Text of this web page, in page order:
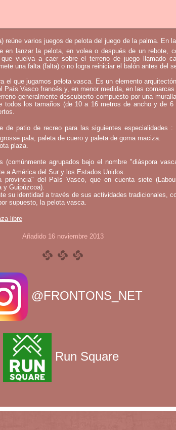
reúne varios juegos de pelota del juego de la palma. En
en lanzar la pelota, en volea o después de un rebote,
vuelva a caer sobre el terreno de juego llamado
una falta (falta) o no logra reiniciar el balón antes del
el que jugamos pelota vasca. Es un elemento
País Vasco francés y, en menor medida, en las
generalmente descubierto compuesto por una
todos los tamaños (de 10 a 16 metros de ancho y de
de patio de recreo para las siguientes especialidades :
pala, paleta de cuero y paleta de goma maciza.
plaza.
(comúnmente agrupados bajo el nombre "diáspora
a América del Sur y los Estados Unidos.
del País Vasco, que en cuenta siete
y Guipúzcoa).
su identidad a través de sus actividades tradicionales,
supuesto, la pelota vasca.
libre
Añadido 16 noviembre 2013
@FRONTONS_NET
Run Square